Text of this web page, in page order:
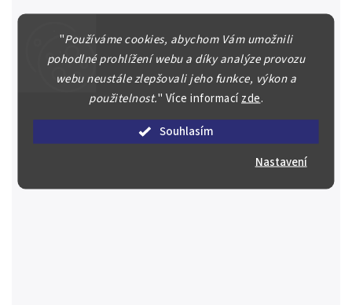
"Používáme cookies, abychom Vám umožnili
pohodlné prohlížení webu a díky analýze provozu
webu neustále zlepšovali jeho funkce, výkon a
použitelnost." Více informacízde.
Souhlasím
Nastavení
20 Haléř 2001
25 Kč
Česká republika (1993 - ) 20 haléř 2001, Aurea C3,
krásná zachovalost, ilustrační foto